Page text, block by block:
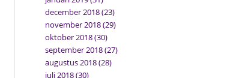
december 2018(23)
november 2018(29)
oktober 2018(30)
september 2018(27)
augustus 2018(28)
juli 2018(30)